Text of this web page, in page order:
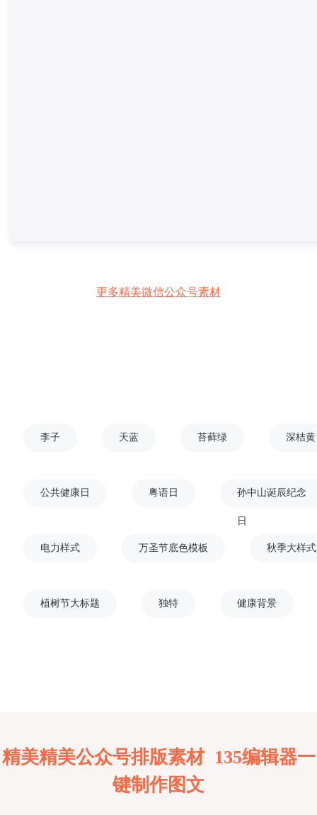
更多精美微信公众号素材
李子 天蓝 苔藓绿 深桔黄
公共健康日 粤语日 孙中山诞辰纪念
日
电力样式 万圣节底色模板 秋季大样式
植树节大标题 独特 健康背景
精美精美公众号排版素材 135编辑器一
键制作图文